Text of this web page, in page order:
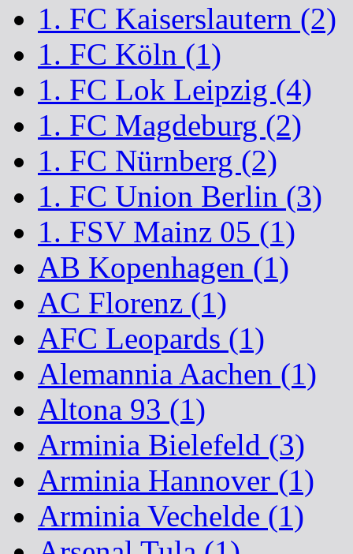
1. FC Kaiserslautern (2)
1. FC Köln (1)
1. FC Lok Leipzig (4)
1. FC Magdeburg (2)
1. FC Nürnberg (2)
1. FC Union Berlin (3)
1. FSV Mainz 05 (1)
AB Kopenhagen (1)
AC Florenz (1)
AFC Leopards (1)
Alemannia Aachen (1)
Altona 93 (1)
Arminia Bielefeld (3)
Arminia Hannover (1)
Arminia Vechelde (1)